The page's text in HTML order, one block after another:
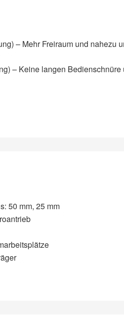
– Mehr Freiraum und nahezu
– Keine langen Bedienschnüre
50 mm, 25 mm